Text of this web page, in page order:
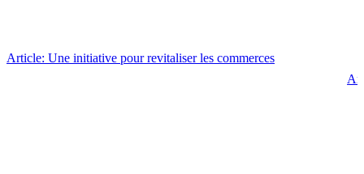
Article: Une initiative pour revitaliser les commerces